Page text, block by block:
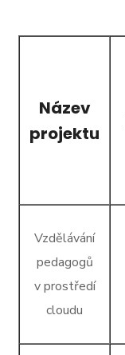
Název
projektu
Vzdělávání
pedagogů
v prostředí
cloudu